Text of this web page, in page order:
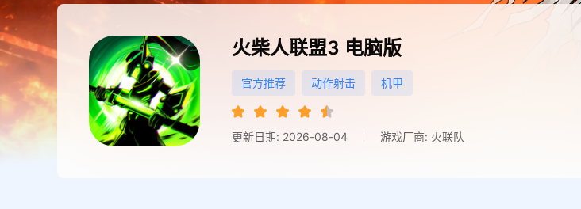
火柴人联盟3 电脑版
官方推荐 动作射击 机甲
更新日期: 2026-08-04 游戏厂商: 火联队